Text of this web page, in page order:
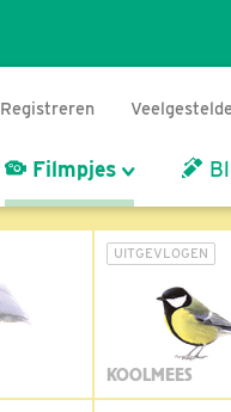
Registreren
Filmpjes
UITGEVLOGEN
KOOLMEES